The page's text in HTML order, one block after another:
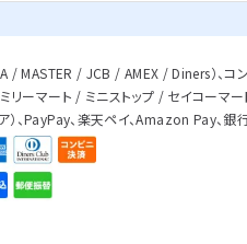
/ MASTER / JCB / AMEX / Diners）、コ
リーマート / ミニストップ / セイコーマ
）、PayPay、楽天ペイ、Amazon Pay、銀